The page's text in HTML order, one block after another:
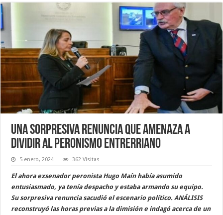
Una sorpresiva renuncia que amenaza a
dividir al peronismo entrerriano
5 enero, 2024 362 Visitas
El ahora exsenador peronista Hugo Maín había asumido
entusiasmado, ya tenía despacho y estaba armando su equipo.
Su sorpresiva renuncia sacudió el escenario político. ANÁLISIS
reconstruyó las horas previas a la dimisión e indagó acerca de un